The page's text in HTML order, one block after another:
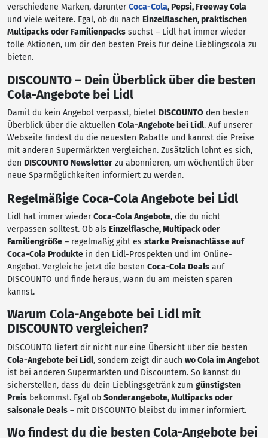
verschiedene Marken, darunterCoca-Cola, Pepsi, Freeway Cola
und viele weitere. Egal, ob du nach Einzelflaschen, praktischen
Multipacks oder Familienpacks suchst – Lidl hat immer wieder
tolle Aktionen, um dir den besten Preis für deine Lieblingscola zu
bieten.
DISCOUNTO – Dein Überblick über die besten
Cola-Angebote bei Lidl
Damit du kein Angebot verpasst, bietet DISCOUNTO den besten
Überblick über die aktuellen Cola-Angebote bei Lidl. Auf unserer
Webseite findest du die neuesten Rabatte und kannst die Preise
mit anderen Supermärkten vergleichen. Zusätzlich lohnt es sich,
den DISCOUNTO Newsletter zu abonnieren, um wöchentlich über
neue Sparmöglichkeiten informiert zu werden.
Regelmäßige Coca-Cola Angebote bei Lidl
Lidl hat immer wiederCoca-Cola Angebote, die du nicht
verpassen solltest. Ob als Einzelflasche, Multipack oder
Familiengröße – regelmäßig gibt es starke Preisnachlässe auf
Coca-Cola Produkte in den Lidl-Prospekten und im Online-
Angebot. Vergleiche jetzt die besten Coca-Cola Deals auf
DISCOUNTO und finde heraus, wann du am meisten sparen
kannst.
Warum Cola-Angebote bei Lidl mit
DISCOUNTO vergleichen?
DISCOUNTO liefert dir nicht nur eine Übersicht über die besten
Cola-Angebote bei Lidl, sondern zeigt dir auch wo Cola im Angebot
ist bei anderen Supermärkten und Discountern. So kannst du
sicherstellen, dass du dein Lieblingsgetränk zum günstigsten
Preis bekommst. Egal ob Sonderangebote, Multipacks oder
saisonale Deals – mit DISCOUNTO bleibst du immer informiert.
Wo findest du die besten Cola-Angebote bei